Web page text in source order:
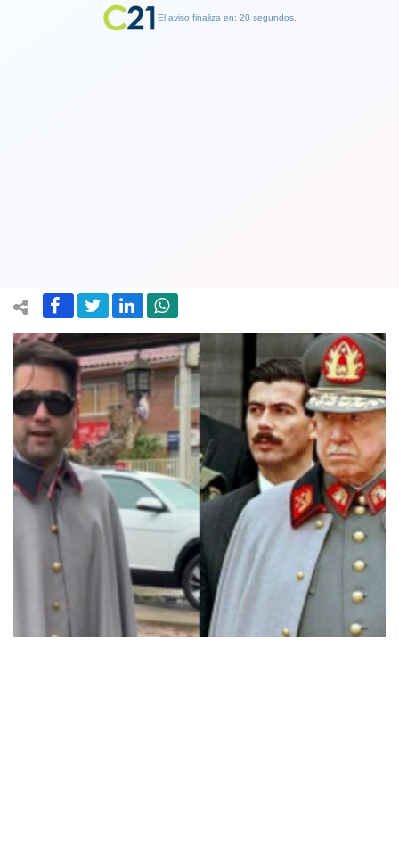
El aviso finaliza en: 19 segundos.